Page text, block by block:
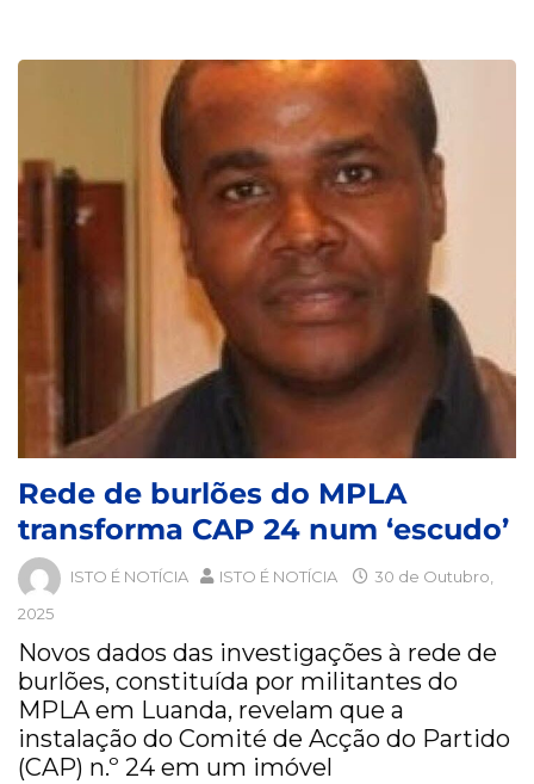
Rede de burlões do MPLA
transforma CAP 24 num ‘escudo’
ISTO É NOTÍCIA ISTO É NOTÍCIA
30 de Outubro,
2025
Novos dados das investigações à rede de
burlões, constituída por militantes do
MPLA em Luanda, revelam que a
instalação do Comité de Acção do Partido
(CAP) n.º 24 em um imóvel